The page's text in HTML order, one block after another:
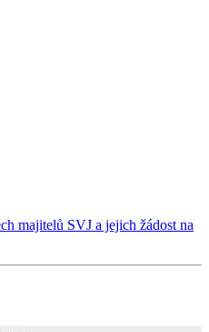
majitelů SVJ a jejich žádost na